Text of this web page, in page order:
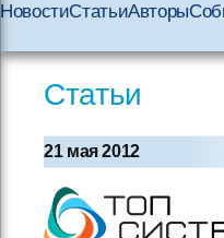
НовостиСтатьиАвторы
Статьи
21 мая 2012